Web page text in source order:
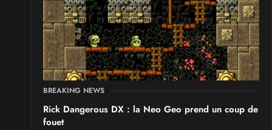
BREAKING NEWS
Rick Dangerous DX : la Neo Geo prend un coup de
fouet